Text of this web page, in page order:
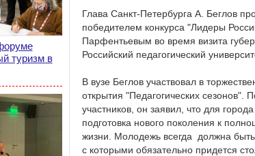
туризм в
Глава Санкт-Петербурга А. Беглов
победителем конкурса "Лидеры
Парфентьевым во время визита
Российский педагогический
В вузе Беглов участвовал в
открытия "Педагогических сезонов".
участников, он заявил, что для
подготовка нового поколения к
жизни. Молодежь всегда должна быть
с которыми обязательно придется